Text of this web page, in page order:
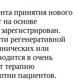
принятия нового
на основе
регенеративной
или
в очень
терапию
пациентов.